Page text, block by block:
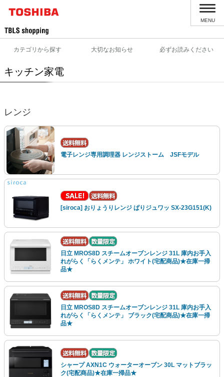
MENU
カテゴリから探す 大切なお知らせ 必ずお読みください
キッチン家電
レンジ
電子レンジ専用調理器 レンジストーム JSFモデル
[siroca] おりょうりレンジ ぱりジュワッ SX-23G151(K)
日立 MROS8D スチームオーブンレンジ 31L 庫内お手入
れがらく「らくメンテ」 ホワイト(宅配商品)★在庫一掃
品★
日立 MROS8D スチームオーブンレンジ 31L 庫内お手入
れがらく「らくメンテ」 ブラック(宅配商品)★在庫一掃
品★
シャープ AXN1C ウォーターオーブン 30L マットブラッ
ク(宅配商品)★在庫一掃品★